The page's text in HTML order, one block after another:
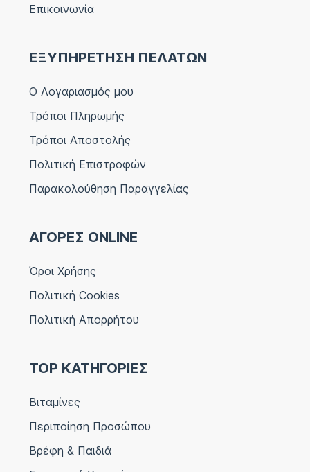
Επικοινωνία
ΕΞΥΠΗΡΕΤΗΣΗ ΠΕΛΑΤΩΝ
Ο Λογαριασμός μου
Τρόποι Πληρωμής
Τρόποι Αποστολής
Πολιτική Επιστροφών
Παρακολούθηση Παραγγελίας
ΑΓΟΡΕΣ ONLINE
Όροι Χρήσης
Πολιτική Cookies
Πολιτική Απορρήτου
TOP ΚΑΤΗΓΟΡΙΕΣ
Βιταμίνες
Περιποίηση Προσώπου
Βρέφη & Παιδιά